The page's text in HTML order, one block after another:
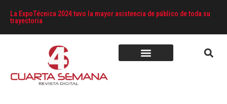
La ExpoTécnica 2024 tuvo la mayor asistencia de público de toda su
trayectoria